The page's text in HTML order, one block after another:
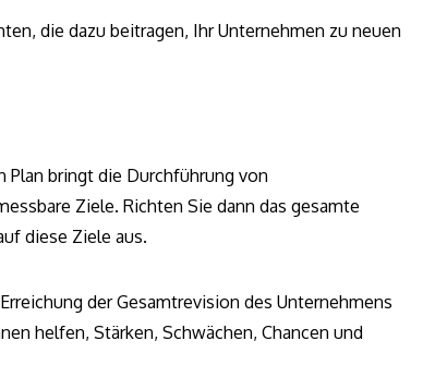
die dazu beitragen, Ihr Unternehmen zu neuen
bringt die Durchführung von
Ziele. Richten Sie dann das gesamte
diese Ziele aus.
der Gesamtrevision des Unternehmens
helfen, Stärken, Schwächen, Chancen und